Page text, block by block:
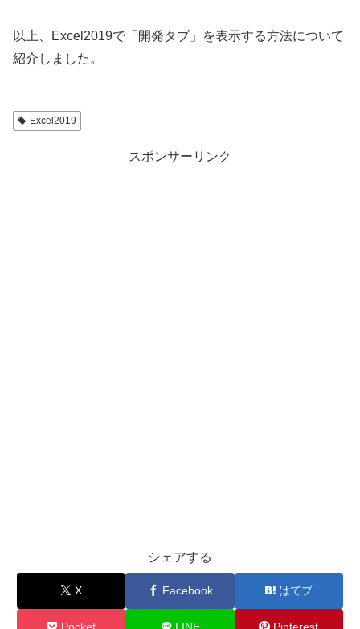
以上、Excel2019で「開発タブ」を表示する方法について
紹介しました。
Excel2019
スポンサーリンク
シェアする
X Facebook はてブ
Pocket LINE Pinterest